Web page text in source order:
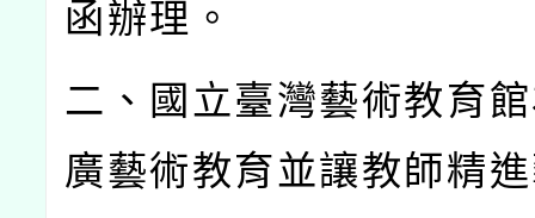
函辦理。
二、國立臺灣藝術教育
廣藝術教育並讓教師精